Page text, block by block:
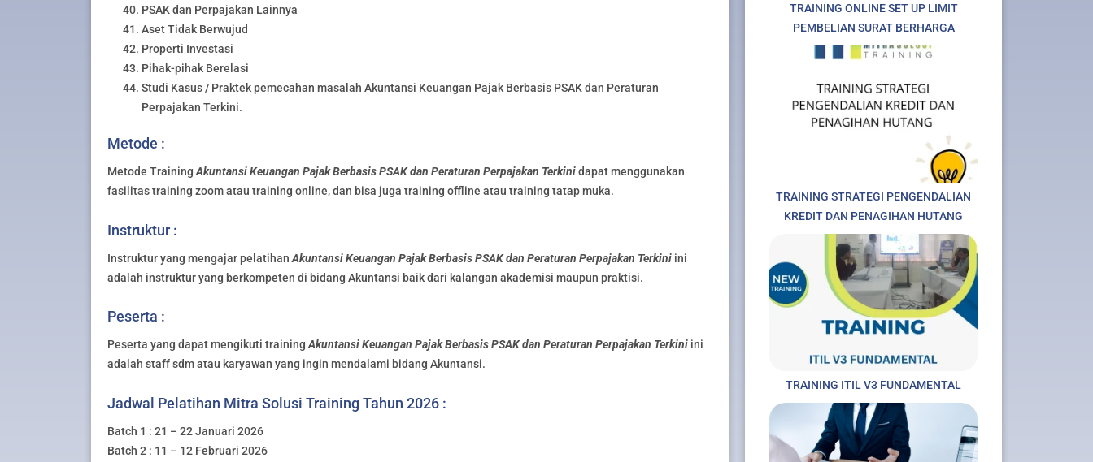
PSAK dan Perpajakan Lainnya
Aset Tidak Berwujud
Properti Investasi
Pihak-pihak Berelasi
Studi Kasus / Praktek pemecahan masalah Akuntansi Keuangan Pajak Berbasis PSAK dan Peraturan
Perpajakan Terkini.
Metode :
Metode Training Akuntansi Keuangan Pajak Berbasis PSAK dan Peraturan Perpajakan Terkinidapat menggunakan
fasilitas training zoom atau training online, dan bisa juga training offline atau training tatap muka.
Instruktur :
Instruktur yang mengajar pelatihan Akuntansi Keuangan Pajak Berbasis PSAK dan Peraturan Perpajakan Terkini ini
adalah instruktur yang berkompeten di bidang Akuntansi baik dari kalangan akademisi maupun praktisi.
Peserta :
Peserta yang dapat mengikuti training Akuntansi Keuangan Pajak Berbasis PSAK dan Peraturan Perpajakan Terkini ini
adalah staff sdm atau karyawan yang ingin mendalami bidang Akuntansi.
Jadwal Pelatihan Mitra Solusi Training Tahun 2026 :
Batch 1 : 21 – 22 Januari 2026
Batch 2 : 11 – 12 Februari 2026
TRAINING ONLINE SET UP LIMIT
PEMBELIAN SURAT BERHARGA
TRAINING STRATEGI PENGENDALIAN
KREDIT DAN PENAGIHAN HUTANG
TRAINING ITIL V3 FUNDAMENTAL